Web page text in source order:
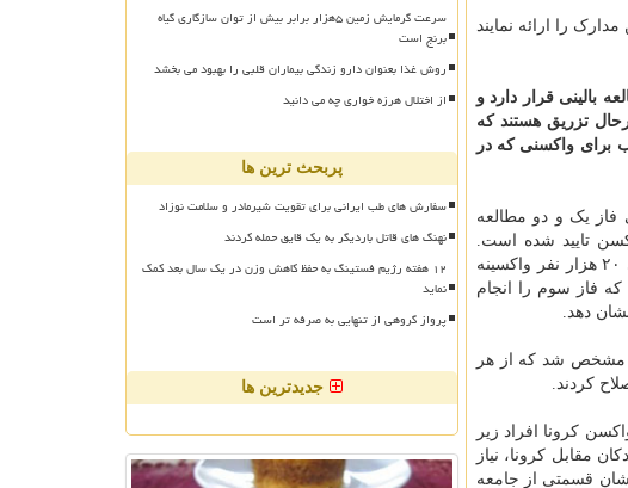
را ارائه نمایند
بالینی قرار دارد و
تزریق هستند که
برای واکسنی که در
یک و دو مطالعه
تایید شده است.
اثربخشی واکسن که بطور معمول در سطح بیشتری مورد بررسی قرار می گیرد و بعنوان مثال در فاز سوم مطالعه بالینی ۲۰ هزار نفر واکسینه
فاز سوم را انجام
دهد.
روی ۲۲ هزار نفر انجام شد، اما بعد مشخص شد که از هر
کرونا افراد زیر
کودکان مقابل کرونا، نیاز
شان قسمتی از جامعه
سرعت گرمایش زمین ۵هزار برابر بیش از توان سازگاری گیاه
برنج است
روش غذا بعنوان دارو زندگی بیماران قلبی را بهبود می بخشد
از اختلال هرزه خواری چه می دانید
پربحث ترین ها
سفارش های طب ایرانی برای تقویت شیرمادر و سلامت نوزاد
نهنگ های قاتل باردیگر به یک قایق حمله کردند
۱۲ هفته رژیم فستینگ به حفظ کاهش وزن در یک سال بعد کمک
نماید
پرواز گروهی از تنهایی به صرفه تر است
جدیدترین ها